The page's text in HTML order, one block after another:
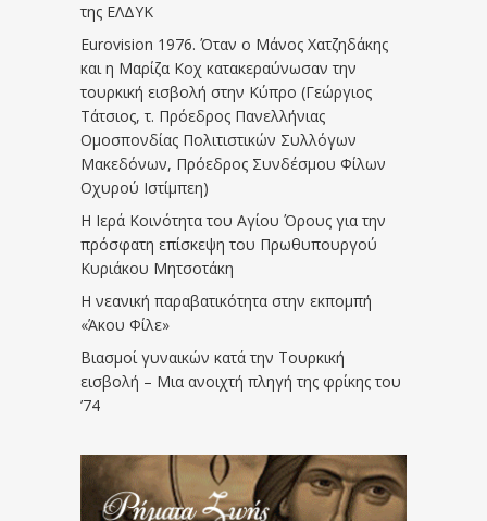
της ΕΛΔΥΚ
Eurovision 1976. Όταν ο Μάνος Χατζηδάκης
και η Μαρίζα Κοχ κατακεραύνωσαν την
τουρκική εισβολή στην Κύπρο (Γεώργιος
Τάτσιος, τ. Πρόεδρος Πανελλήνιας
Ομοσπονδίας Πολιτιστικών Συλλόγων
Μακεδόνων, Πρόεδρος Συνδέσμου Φίλων
Οχυρού Ιστίμπεη)
Η Ιερά Κοινότητα του Αγίου Όρους για την
πρόσφατη επίσκεψη του Πρωθυπουργού
Κυριάκου Μητσοτάκη
Η νεανική παραβατικότητα στην εκπομπή
«Άκου Φίλε»
Βιασμοί γυναικών κατά την Τουρκική
εισβολή – Μια ανοιχτή πληγή της φρίκης του
’74